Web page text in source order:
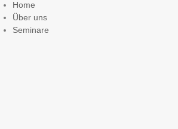
Home
Über uns
Seminare